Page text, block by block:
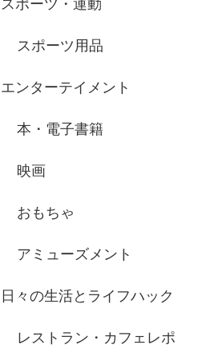
スポーツ・運動
スポーツ用品
エンターテイメント
本・電子書籍
映画
おもちゃ
アミューズメント
日々の生活とライフハック
レストラン・カフェレポ